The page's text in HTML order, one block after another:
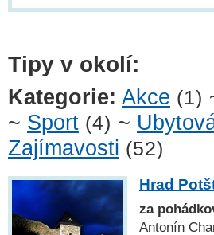
Tipy v okolí:
Kategorie: Akce (1)
~ Sport (4) ~
Zajímavosti (52)
Hrad
za
Antonín